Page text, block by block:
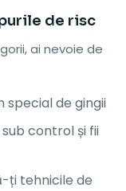
de risc
ai nevoie de
special de gingii
control și fii
ți tehnicile de